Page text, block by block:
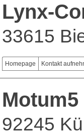
Lynx-
33615
Homepage Kontakt
92245